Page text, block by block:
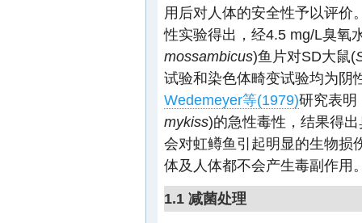
用后对人体的安全性予以评价
性实验得出，经4.5 mg/L臭氧
mossambicus)鱼片对SD大鼠(
试验和染色体畸变试验均为阴
Wedemeyer等(1979)研究表明
mykiss)的急性毒性，结果得
会对虹鳟鱼引起明显的生物损
体及人体都不会产生毒副作用
1.1 减菌处理